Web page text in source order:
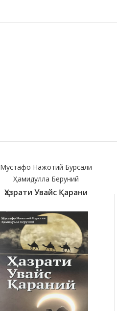
Мустафо Нажотий Бурсали
Ҳамидулла Беруний
Ҳазрати Увайс Қарани